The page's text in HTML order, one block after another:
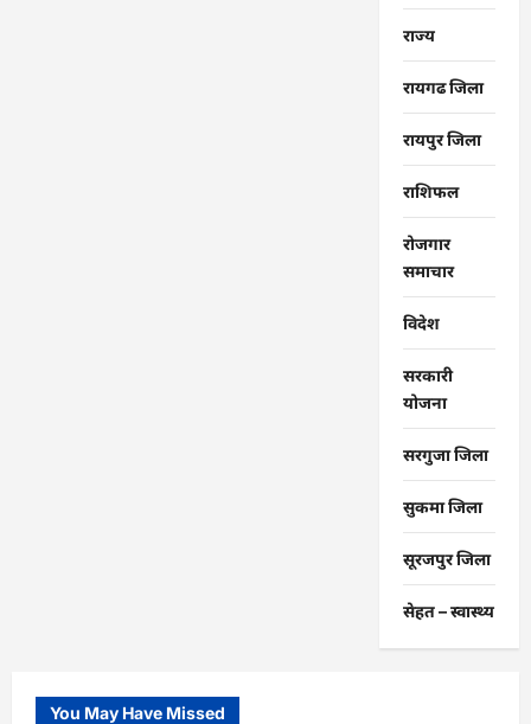
राज्‍य
रायगढ जिला
रायपुर जिला
राशिफल
रोजगार
समाचार
विदेश
सरकारी
योजना
सरगुजा जिला
सुकमा जिला
सूरजपुर जिला
सेहत – स्‍वास्‍थ्‍य
You May Have Missed